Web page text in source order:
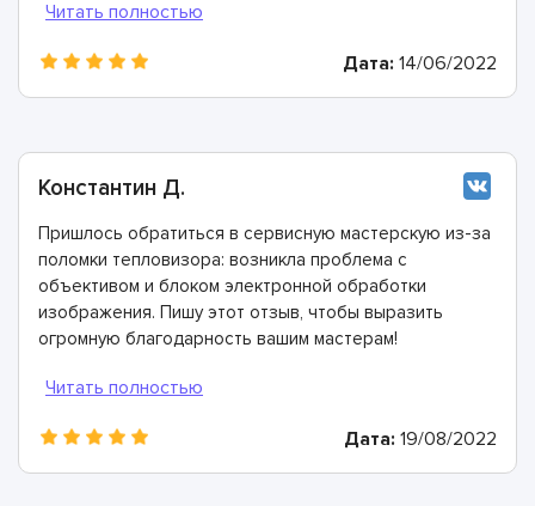
Дата: 14/06/2022
Константин Д.
Пришлось обратиться в сервисную мастерскую из-за
поломки тепловизора: возникла проблема с
объективом и блоком электронной обработки
изображения. Пишу этот отзыв, чтобы выразить
огромную благодарность вашим мастерам!
Дата: 19/08/2022